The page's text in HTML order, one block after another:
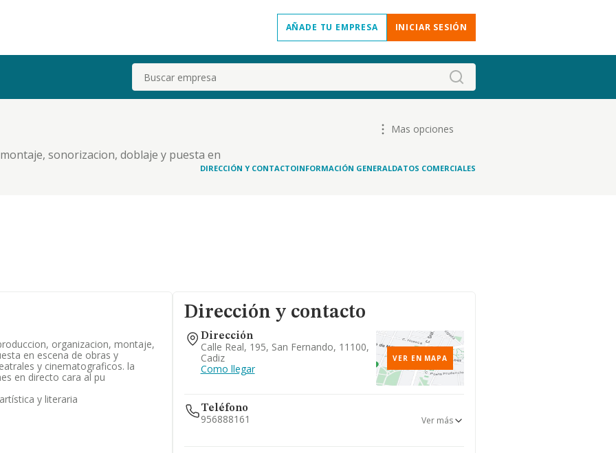
AÑADE TU EMPRESA INICIAR SESIÓN
Buscar
sonorizacion, doblaje y puesta en
cinematograficos. la organizacion de
Mas opciones
DIRECCIÓN Y CONTACTOINFORMACIÓN GENERALDATOS COMERCIALES
organizacion, montaje,
en escena de obras y
y cinematograficos. la
en directo cara al pu
y literaria
Dirección y contacto
Dirección
Calle Real, 195, San Fernando, 11100,
Cadiz
Como llegar
VER EN MAPA
Teléfono
956888161 Ver más